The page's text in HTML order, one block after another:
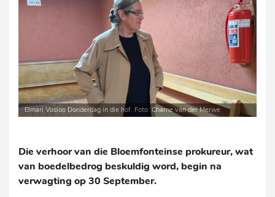
Elmari Vosloo Donderdag in die hof. Foto: Charne van der Merwe
Die verhoor van die Bloemfonteinse prokureur, wat
van boedelbedrog beskuldig word, begin na
verwagting op 30 September.